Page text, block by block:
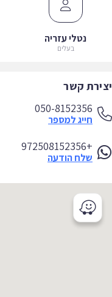
נטלי עזריה
בעלים
קשר
050-8152356
חייג למספר
+972508152356
שלח הודעה